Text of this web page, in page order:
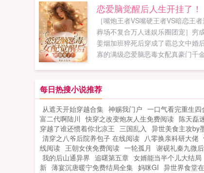
恩，应当以身相许啊！别管对错，咱
盖个章。穆煜琛眸光幽深，挑了挑
定？确定，确定！古晓月如小鸡啄
来她却懵了，因为某人压根就是披
的狼，腹黑地把她给套路了。如果
重生辣嫂邪肆老公，盖个章！，别
恋爱脑觉醒后人生开挂了！
［嘴炮王者VS嘴硬王者VS暗恋王
葬场不复合万人迷娱乐圈团宠］穷
姜烟加班猝死后穿成了霸总文中婚
寡的满级恋爱脑恶毒女配真豪门千
丢下白月光杀了过来，姜烟，拿着我
在这给我戴绿帽子，谁给你的胆子
看着这个...
每日热搜小说推荐
从遮天开始穿越合集 神赐我门户 一口气看完重生四
富二代啊陆川 快穿之改变炮灰人生免费阅读 陈天磊
穿越了谁还惯着你北凉王 三国乱入 异世美食主攻by
清穿之八爷后院养包子 在线阅读 八零换亲科研大佬
线阅读 王朝女侠免费阅读 一轮孤月 谢砚礼秦九微
我的后山通异界 追曙第五章 女婿能当半个儿大结局
新 薄宴沉唐暖宁免费结局全集 妈咪GI 异世界食堂